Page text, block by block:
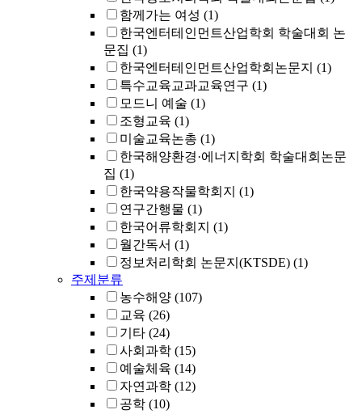
함께가는 여성 (1)
한국엔터테인먼트산업학회 학술대회 논
문집 (1)
한국엔터테인먼트산업학회논문지 (1)
특수교육교과교육연구 (1)
모드니 예술 (1)
조형교육 (1)
미술교육논총 (1)
한국해양환경·에너지학회 학술대회논문
집 (1)
한국약용작물학회지 (1)
연구간행물 (1)
한국어류학회지 (1)
월간독서 (1)
정보처리학회 논문지(KTSDE) (1)
주제분류
농수해양 (107)
교육 (26)
기타 (24)
사회과학 (15)
예술체육 (14)
자연과학 (12)
공학 (10)